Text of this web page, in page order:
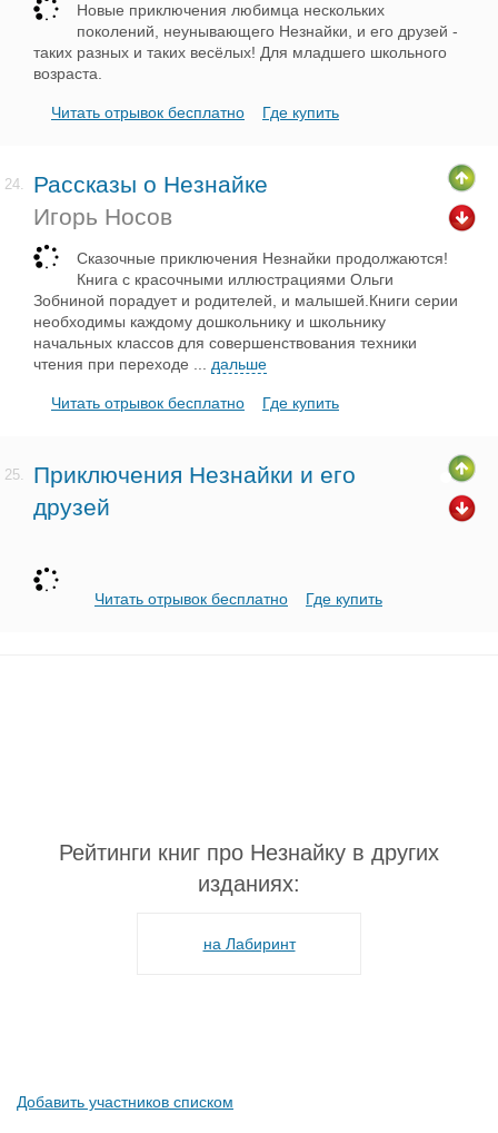
Новые приключения любимца нескольких
поколений, неунывающего Незнайки, и его друзей -
таких разных и таких весёлых! Для младшего школьного
возраста.
Читать отрывок бесплатно Где купить
24.
Рассказы о Незнайке
Игорь Носов
Сказочные приключения Незнайки продолжаются!
Книга с красочными иллюстрациями Ольги
Зобниной порадует и родителей, и малышей.Книги серии
необходимы каждому дошкольнику и школьнику
начальных классов для совершенствования техники
чтения при переходе
дальше
Читать отрывок бесплатно Где купить
25.
Приключения Незнайки и его
друзей
Читать отрывок бесплатно Где купить
Рейтинги книг про Незнайку в других
изданиях:
на Лабиринт
Добавить участников списком